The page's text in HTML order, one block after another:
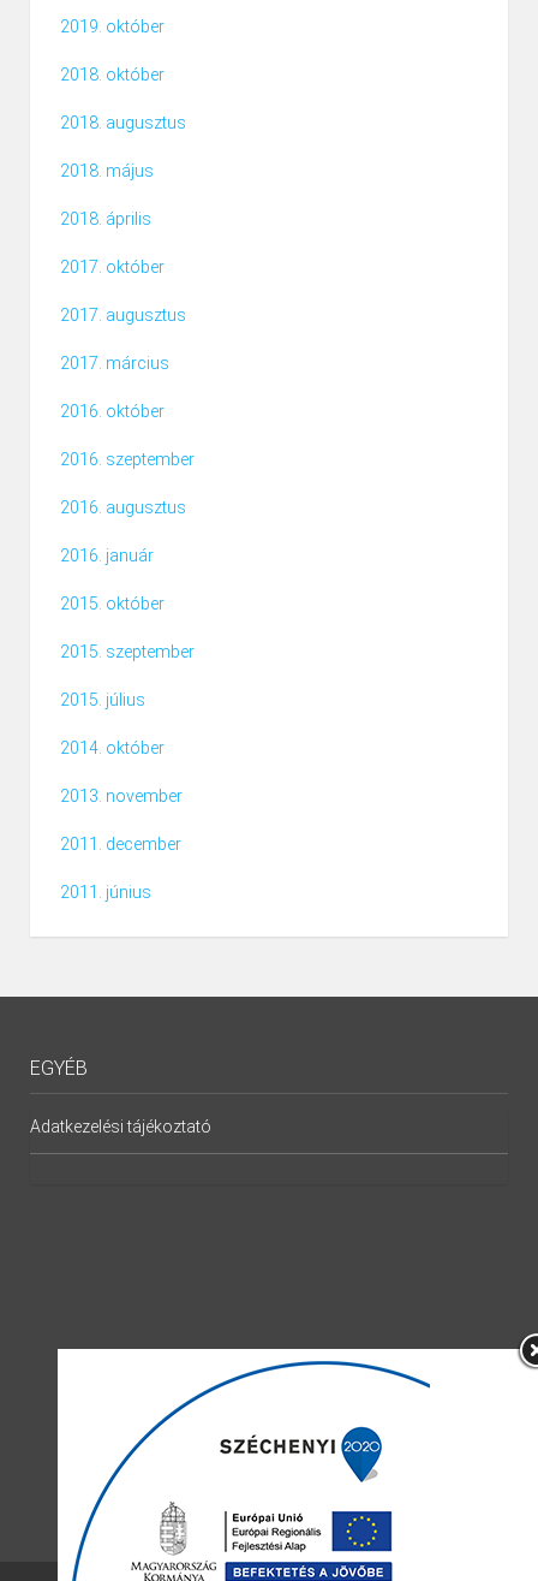
2019. október
2018. október
2018. augusztus
2018. május
2018. április
2017. október
2017. augusztus
2017. március
2016. október
2016. szeptember
2016. augusztus
2016. január
2015. október
2015. szeptember
2015. július
2014. október
2013. november
2011. december
2011. június
EGYÉB
Adatkezelési tájékoztató